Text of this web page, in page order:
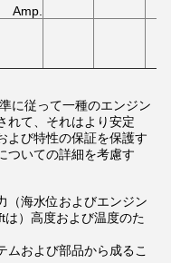
Amp.
に従って一種のエンジン
れて、それはより安定
よび特性の保証を保護す
ついての詳細を考慮す
（海水位およびエンジン
）高度および温度のた
ムおよび部品から成るこ